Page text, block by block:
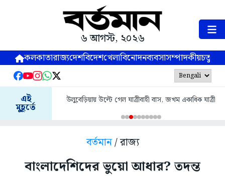
৬ আগস্ট, ২০২৬
কলকাতারাজ্যদেশবিদেশখেলাবিনোদনব্যবসাসম্পাদকীয়
এই
মুহূর্তে
উলুবেড়িয়ায় উল্টে গেল যাত্রীবাহী বাস, জখম একাধিক যাত্রী
বর্তমান/ রাজ্য
বাংলাদেশিদের ভুয়ো আধার? তদন্ত